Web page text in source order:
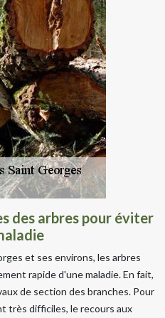
des arbres pour éviter
et ses environs, les arbres
rapide d'une maladie. En fait,
de section des branches. Pour
très difficiles, le recours aux